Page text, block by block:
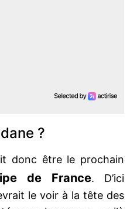
?
donc être le prochain
de France. D’ici
le voir à la tête des